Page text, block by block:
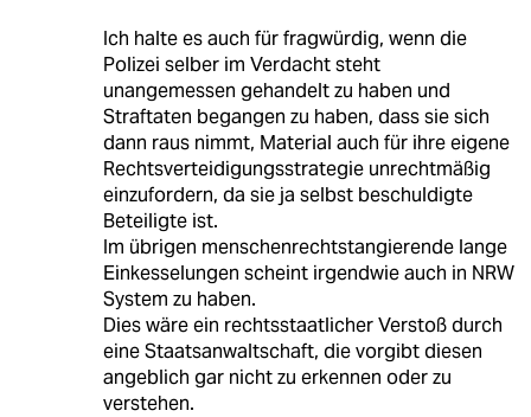
Ich halte es auch für fragwürdig, wenn die
Polizei selber im Verdacht steht
unangemessen gehandelt zu haben und
Straftaten begangen zu haben, dass sie sich
dann raus nimmt, Material auch für ihre eigene
Rechtsverteidigungsstrategie unrechtmäßig
einzufordern, da sie ja selbst beschuldigte
Beteiligte ist.
Im übrigen menschenrechtstangierende lange
Einkesselungen scheint irgendwie auch in NRW
System zu haben.
Dies wäre ein rechtsstaatlicher Verstoß durch
eine Staatsanwaltschaft, die vorgibt diesen
angeblich gar nicht zu erkennen oder zu
verstehen.